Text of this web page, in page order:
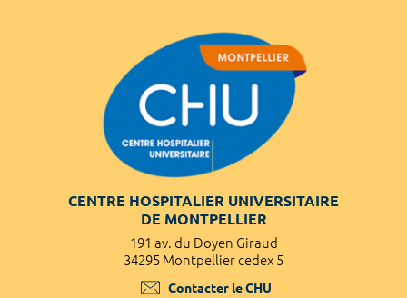
CENTRE HOSPITALIER UNIVERSITAIRE
DE MONTPELLIER
191 av. du Doyen Giraud
34295 Montpellier cedex 5
Contacter le CHU